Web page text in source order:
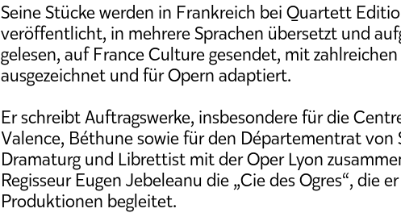
Seine Stücke werden in Frankreich bei Quartett
veröffentlicht, in mehrere Sprachen übersetzt und
gelesen, auf France Culture gesendet, mit
ausgezeichnet und für Opern adaptiert.
Er schreibt Auftragswerke, insbesondere für die
Valence, Béthune sowie für den Départementrat
Dramaturg und Librettist mit der Oper Lyon
Regisseur Eugen Jebeleanu die „Cie des Ogres“, die
Produktionen begleitet.